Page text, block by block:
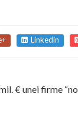
Linkedin
€ unei firme